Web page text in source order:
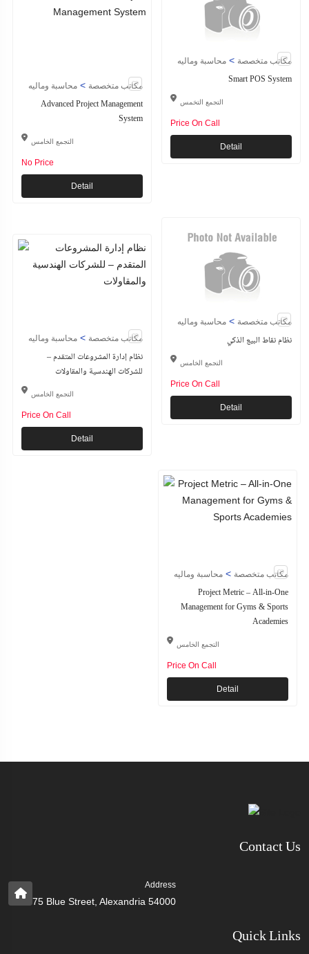
مكاتب متخصصة > محاسبة وماليه
Advanced Project Management
System
التجمع الخامس
No Price
Detail
مكاتب متخصصة > محاسبة وماليه
Smart POS System
التجمع التخمس
Price On Call
Detail
مكاتب متخصصة > محاسبة وماليه
نظام إدارة المشروعات المتقدم –
للشركات الهندسية والمقاولات
التجمع الخامس
Price On Call
Detail
مكاتب متخصصة > محاسبة وماليه
نظام نقاط البيع الذكي
التجمع الخامس
Price On Call
Detail
مكاتب متخصصة > محاسبة وماليه
Project Metric – All-in-One
Management for Gyms & Sports
Academies
التجمع الخامس
Price On Call
Detail
Contact Us
Address
75 Blue Street, Alexandria 54000
Quick Links